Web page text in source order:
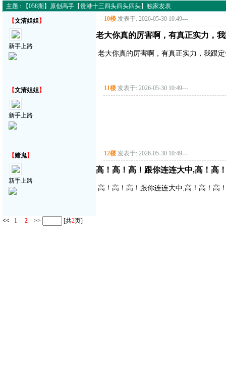
主题 : 【058期】原创高手【贵港十三四头四头四头】独家发表
【文清姐姐】
新手上路
10楼 发表于: 2026-05-30 10:49---
老大你真的厉害啊，有真正实力，
老大你真的厉害啊，有真正实力，我跟
【文清姐姐】
新手上路
11楼 发表于: 2026-05-30 10:49---
【赌鬼】
新手上路
12楼 发表于: 2026-05-30 10:49---
高！高！高！跟你连连大中,高！高
高！高！高！跟你连连大中,高！高！高
<< 1 2 >> [共2页]